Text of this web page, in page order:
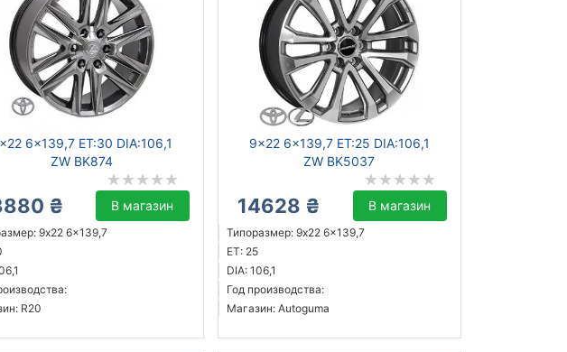
6x139,7 ET:30 DIA:106,1
ZW BK874
₴ В магазин
9x22 6x139,7
R20
9x22 6x139,7 ET:25 DIA:106,1
ZW BK5037
14628 ₴ В магазин
Типоразмер: 9x22 6x139,7
ET: 25
DIA: 106,1
Год производства:
Магазин: Autoguma